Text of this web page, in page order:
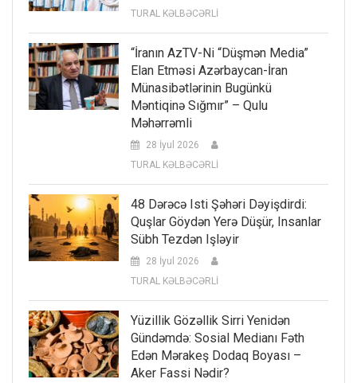
TURAL KƏLBƏCƏRLİ
“İranın AzTV-Ni “düşmən Media”
Elan Etməsi Azərbaycan-İran
Münasibətlərinin Bugünkü
Məntiqinə Sığmır” – Qulu
Məhərrəmli
28 İyul 2026
TURAL KƏLBƏCƏRLİ
48 Dərəcə Isti Şəhəri Dəyişdirdi:
Quşlar Göydən Yerə Düşür, Insanlar
Sübh Tezdən Işləyir
28 İyul 2026
TURAL KƏLBƏCƏRLİ
Yüzillik Gözəllik Sirri Yenidən
Gündəmdə: Sosial Medianı Fəth
Edən Mərakeş Dodaq Boyası –
Aker Fassi Nədir?